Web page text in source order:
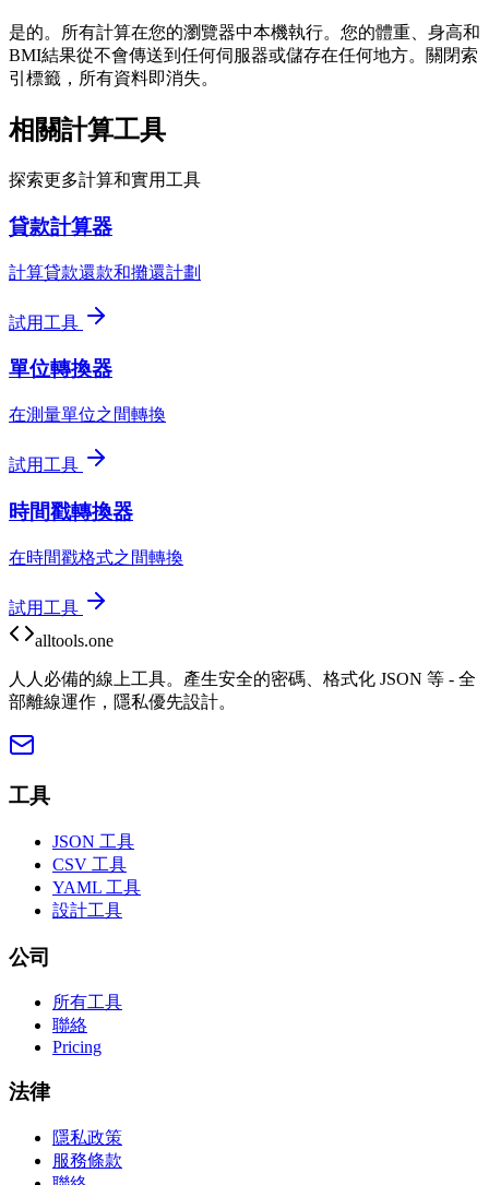
是的。所有計算在您的瀏覽器中本機執行。您的體重、身高和
BMI結果從不會傳送到任何伺服器或儲存在任何地方。關閉索
引標籤，所有資料即消失。
相關計算工具
探索更多計算和實用工具
貸款計算器
計算貸款還款和攤還計劃
試用工具
單位轉換器
在測量單位之間轉換
試用工具
時間戳轉換器
在時間戳格式之間轉換
試用工具
alltools.one
人人必備的線上工具。產生安全的密碼、格式化 JSON 等 - 全
部離線運作，隱私優先設計。
工具
JSON 工具
CSV 工具
YAML 工具
設計工具
公司
所有工具
聯絡
Pricing
法律
隱私政策
服務條款